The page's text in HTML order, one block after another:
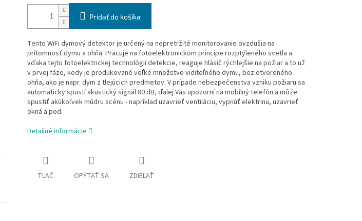
Pridať do košíka
Tento WiFi dymový detektorje určený na nepretržité monitorovanie ovzdušia na
prítomnosť dymu a ohňa. Pracuje na fotoelektronickom princípe rozptýleného svetla a
vďaka tejto fotoelektrickej technológii detekcie, reaguje hlásič rýchlejšie na požiar a to už
v prvej fáze, kedy je produkované veľké množstvo viditeľného dymu, bez otvoreného
ohňa, ako je napr. dym z tlejúcich predmetov. V prípade nebezpečenstva vzniku požiaru sa
automaticky spustí akustický signál 80 dB, ďalej Vás upozorní na mobilný telefón a môže
spustiť akúkoľvek múdru scénu - napríklad uzavrieť ventiláciu, vypnúť elektrinu, uzavrieť
okná a pod.
Detailné informácie
TLAČ OPÝTAŤ SA ZDIEĽAŤ